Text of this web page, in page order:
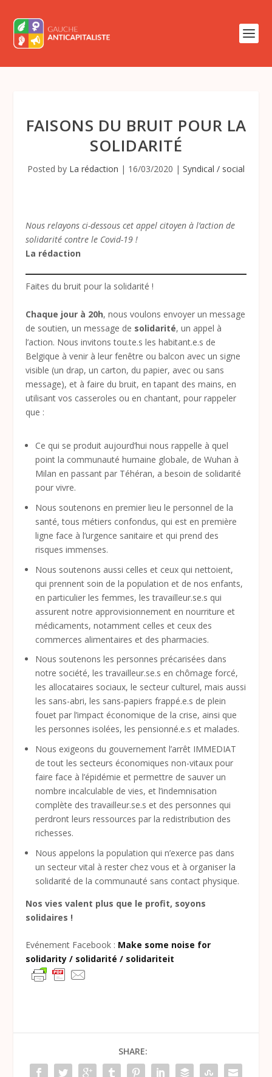
FAISONS DU BRUIT POUR LA
SOLIDARITÉ
Posted by La rédaction | 16/03/2020 | Syndical / social
Nous relayons ci-dessous cet appel citoyen à l’action de
solidarité contre le Covid-19 !
La rédaction
Faites du bruit pour la solidarité !
Chaque jour à 20h, nous voulons envoyer un message
de soutien, un message de solidarité, un appel à
l’action. Nous invitons tou.te.s les habitant.e.s de
Belgique à venir à leur fenêtre ou balcon avec un signe
visible (un drap, un carton, du papier, avec ou sans
message), et à faire du bruit, en tapant des mains, en
utilisant vos casseroles ou en chantant, pour rappeler
que :
Ce qui se produit aujourd’hui nous rappelle à quel
point la communauté humaine globale, de Wuhan à
Milan en passant par Téhéran, a besoin de solidarité
pour vivre.
Nous soutenons en premier lieu le personnel de la
santé, tous métiers confondus, qui est en première
ligne face à l’urgence sanitaire et qui prend des
risques immenses.
Nous soutenons aussi celles et ceux qui nettoient,
qui prennent soin de la population et de nos enfants,
en particulier les femmes, les travailleur.se.s qui
assurent notre approvisionnement en nourriture et
médicaments, notamment celles et ceux des
commerces alimentaires et des pharmacies.
Nous soutenons les personnes précarisées dans
notre société, les travailleur.se.s en chômage forcé,
les allocataires sociaux, le secteur culturel, mais aussi
les sans-abri, les sans-papiers frappé.e.s de plein
fouet par l’impact économique de la crise, ainsi que
les personnes isolées, les pensionné.e.s et malades.
Nous exigeons du gouvernement l’arrêt IMMEDIAT
de tout les secteurs économiques non-vitaux pour
faire face à l’épidémie et permettre de sauver un
nombre incalculable de vies, et l’indemnisation
complète des travailleur.se.s et des personnes qui
perdront leurs ressources par la redistribution des
richesses.
Nous appelons la population qui n’exerce pas dans
un secteur vital à rester chez vous et à organiser la
solidarité de la communauté sans contact physique.
Nos vies valent plus que le profit, soyons
solidaires !
Evénement Facebook : Make some noise for
solidarity / solidarité / solidariteit
SHARE: